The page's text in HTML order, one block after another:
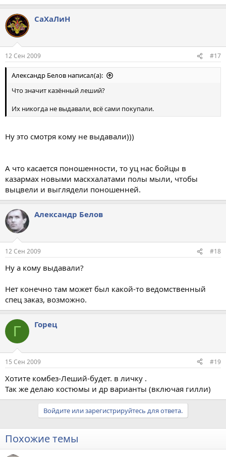
СаХаЛиН
12 Сен 2009 #17
Aлександр Белов написал(а):
Что значит казённый леший?
Их никогда не выдавали, всё сами покупали.
Ну это смотря кому не выдавали)))
А что касается поношенности, то уц нас бойцы в
казармах новыми маскхалатами полы мыли, чтобы
выцвели и выглядели поношенней.
Aлександр Белов
12 Сен 2009 #18
Ну а кому выдавали?
Нет конечно там может был какой-то ведомственный
спец заказ, возможно.
Г Горец
15 Сен 2009 #19
Хотите комбез-Леший-будет. в личку .
Так же делаю костюмы и др варианты (включая гилли)
Войдите или зарегистрируйтесь для ответа.
Похожие темы